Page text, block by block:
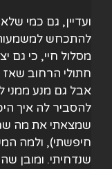
ועדיין, גם כמי
להתכחש
מסלול חיי, כי גם
חתולי הרחוב שאז
אבל גם מנע ממני
שמצאתי את מה
חיפשתי), ולמה
שנדחיתי. ומובן